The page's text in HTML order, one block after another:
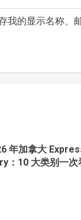
我的显示名称、
年加拿大
：10 大类别一次